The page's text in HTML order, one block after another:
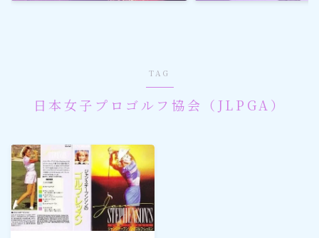
メディア・ネット
ワールドメイト
神道・宗教
TAG
日本女子プロゴルフ協会（JLPGA）